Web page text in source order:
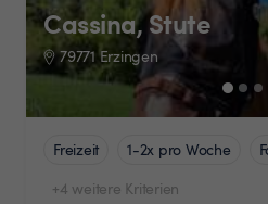
Cassina, Stute
79771 Erzingen
Freizeit 1-2x pro Woche
+4 weitere Kriterien